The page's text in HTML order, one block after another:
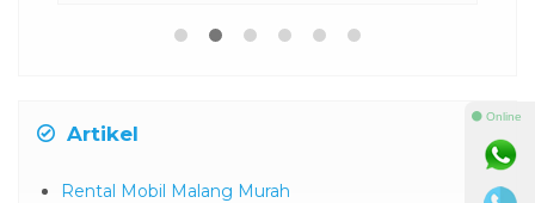
Artikel
Rental Mobil Malang Murah
⚫ Online